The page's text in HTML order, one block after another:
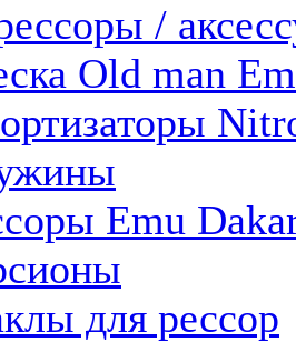
/
Old man
Emu
для рессор